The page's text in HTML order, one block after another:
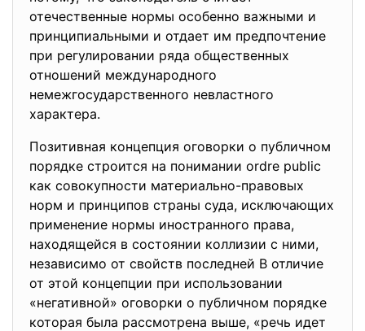
отечественные нормы особенно важными и
принципиальными и отдает им предпочтение
при регулировании ряда общественных
отношений международного
немежгосударственного невластного
характера.
Позитивная концепция оговорки о публичном
порядке строится на понимании ordre public
как совокупности материально-правовых
норм и принципов страны суда, исключающих
применение нормы иностранного права,
находящейся в состоянии коллизии с ними,
независимо от свойств последней В отличие
от этой концепции при использовании
«негативной» оговорки о публичном порядке
которая была рассмотрена выше, «речь идет